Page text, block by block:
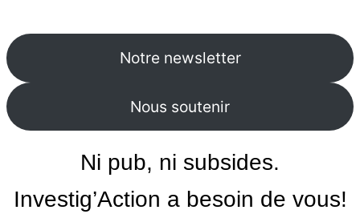
Notre newsletter
Nous soutenir
Ni pub, ni subsides.
Investig’Action a besoin de vous!